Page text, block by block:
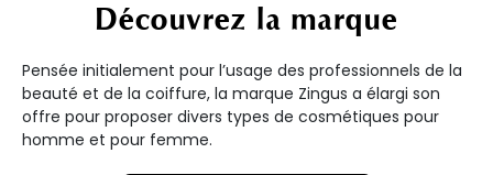
Découvrez la marque
Pensée initialement pour l’usage des professionnels de la
beauté et de la coiffure, la marque Zingus a élargi son
offre pour proposer divers types de cosmétiques pour
homme et pour femme.